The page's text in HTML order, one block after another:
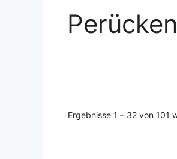
Perücken
Ergebnisse 1 – 32 von 101